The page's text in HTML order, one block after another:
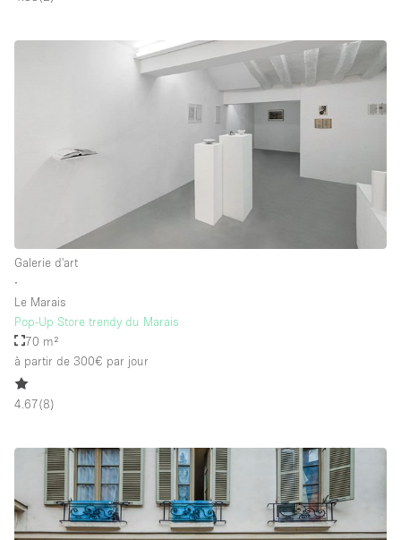
Galerie d'art
∙
Le Marais
Pop-Up Store trendy du Marais
70 m²
à partir de 300€ par jour
4.67(8)